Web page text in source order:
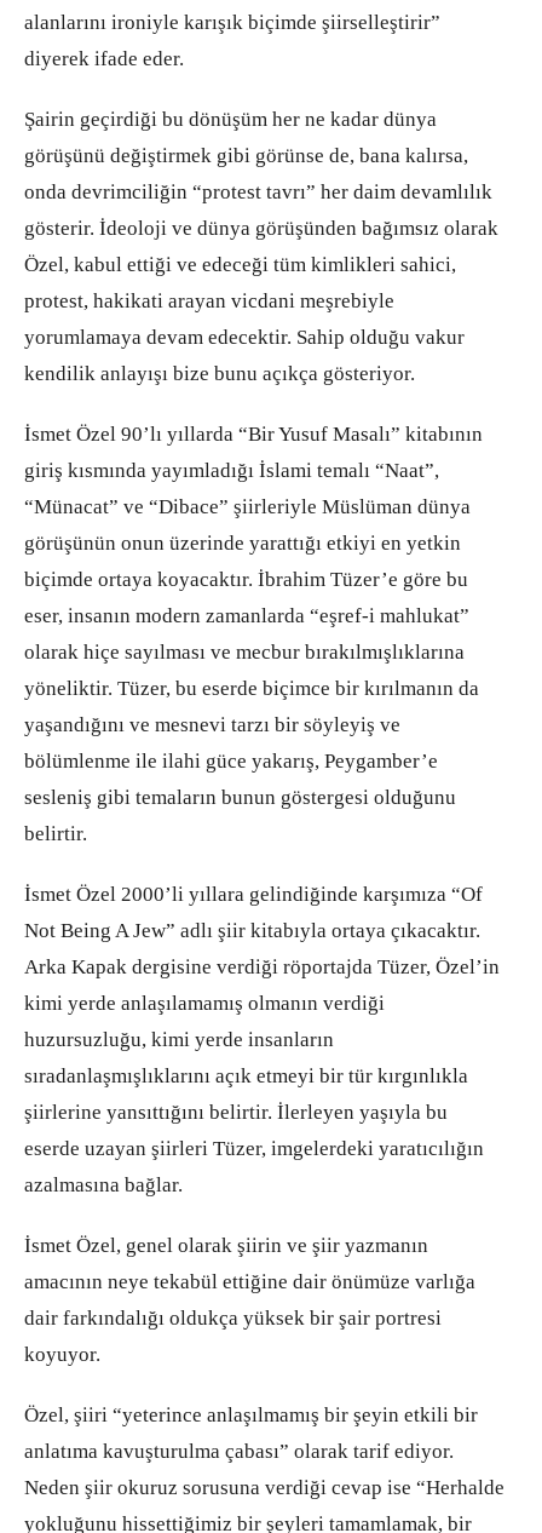
alanlarını ironiyle karışık biçimde şiirselleştirir”
diyerek ifade eder.
Şairin geçirdiği bu dönüşüm her ne kadar dünya
görüşünü değiştirmek gibi görünse de, bana kalırsa,
onda devrimciliğin “protest tavrı” her daim devamlılık
gösterir. İdeoloji ve dünya görüşünden bağımsız olarak
Özel, kabul ettiği ve edeceği tüm kimlikleri sahici,
protest, hakikati arayan vicdani meşrebiyle
yorumlamaya devam edecektir. Sahip olduğu vakur
kendilik anlayışı bize bunu açıkça gösteriyor.
İsmet Özel 90’lı yıllarda “Bir Yusuf Masalı” kitabının
giriş kısmında yayımladığı İslami temalı “Naat”,
“Münacat” ve “Dibace” şiirleriyle Müslüman dünya
görüşünün onun üzerinde yarattığı etkiyi en yetkin
biçimde ortaya koyacaktır. İbrahim Tüzer’e göre bu
eser, insanın modern zamanlarda “eşref-i mahlukat”
olarak hiçe sayılması ve mecbur bırakılmışlıklarına
yöneliktir. Tüzer, bu eserde biçimce bir kırılmanın da
yaşandığını ve mesnevi tarzı bir söyleyiş ve
bölümlenme ile ilahi güce yakarış, Peygamber’e
sesleniş gibi temaların bunun göstergesi olduğunu
belirtir.
İsmet Özel 2000’li yıllara gelindiğinde karşımıza “Of
Not Being A Jew” adlı şiir kitabıyla ortaya çıkacaktır.
Arka Kapak dergisine verdiği röportajda Tüzer, Özel’in
kimi yerde anlaşılamamış olmanın verdiği
huzursuzluğu, kimi yerde insanların
sıradanlaşmışlıklarını açık etmeyi bir tür kırgınlıkla
şiirlerine yansıttığını belirtir. İlerleyen yaşıyla bu
eserde uzayan şiirleri Tüzer, imgelerdeki yaratıcılığın
azalmasına bağlar.
İsmet Özel, genel olarak şiirin ve şiir yazmanın
amacının neye tekabül ettiğine dair önümüze varlığa
dair farkındalığı oldukça yüksek bir şair portresi
koyuyor.
Özel, şiiri “yeterince anlaşılmamış bir şeyin etkili bir
anlatıma kavuşturulma çabası” olarak tarif ediyor.
Neden şiir okuruz sorusuna verdiği cevap ise “Herhalde
yokluğunu hissettiğimiz bir şeyleri tamamlamak, bir